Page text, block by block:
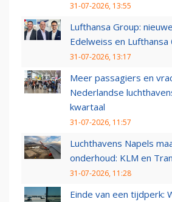
31-07-2026, 13:55
Lufthansa Group:
Edelweiss en Lufthansa
31-07-2026, 13:17
Meer passagiers en
Nederlandse
kwartaal
31-07-2026, 11:57
Luchthavens Napels
onderhoud: KLM en
31-07-2026, 11:28
Einde van een tijdperk: